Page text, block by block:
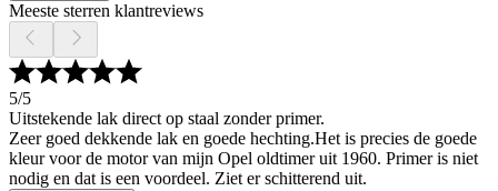
Meeste sterren klantreviews
5/5
Uitstekende lak direct op staal zonder primer.
Zeer goed dekkende lak en goede hechting.Het is precies de goede
kleur voor de motor van mijn Opel oldtimer uit 1960. Primer is niet
nodig en dat is een voordeel. Ziet er schitterend uit.